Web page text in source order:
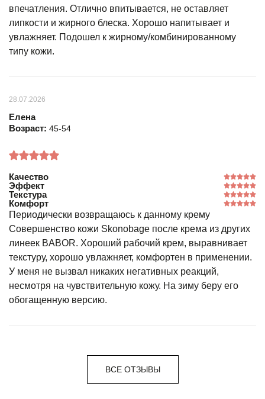
впечатления. Отлично впитывается, не оставляет
липкости и жирного блеска. Хорошо напитывает и
увлажняет. Подошел к жирному/комбинированному
типу кожи.
28.07.2026
Елена
Возраст: 45-54
Качество
Эффект
Текстура
Комфорт
Периодически возвращаюсь к данному крему
Совершенство кожи Skonobage после крема из других
линеек BABOR. Хороший рабочий крем, выравнивает
текстуру, хорошо увлажняет, комфортен в применении.
У меня не вызвал никаких негативных реакций,
несмотря на чувствительную кожу. На зиму беру его
обогащенную версию.
ВСЕ ОТЗЫВЫ